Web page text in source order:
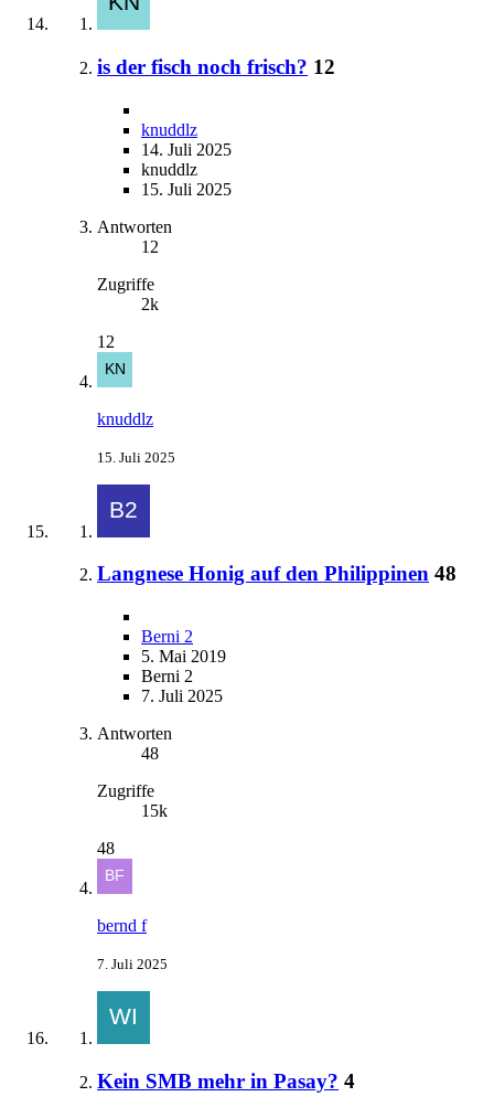
is der fisch noch frisch? 12
knuddlz
14. Juli 2025
knuddlz
15. Juli 2025
Antworten
12
Zugriffe
2k
12
knuddlz
15. Juli 2025
Langnese Honig auf den Philippinen 48
Berni 2
5. Mai 2019
Berni 2
7. Juli 2025
Antworten
48
Zugriffe
15k
48
bernd f
7. Juli 2025
Kein SMB mehr in Pasay? 4